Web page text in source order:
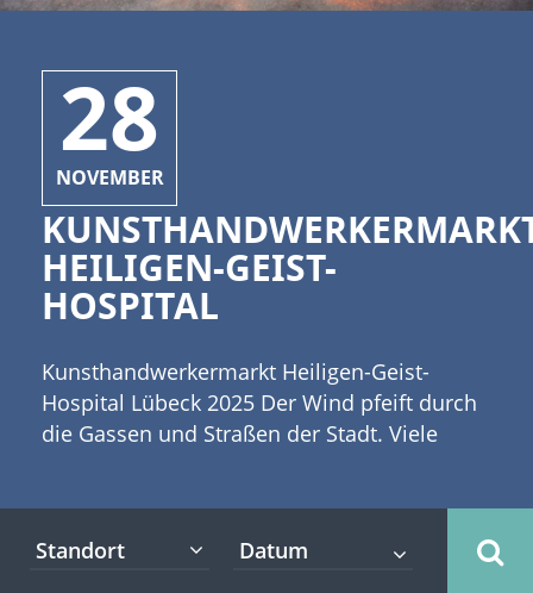
28
NOVEMBER
HEILIGEN-GEIST-
HOSPITAL
Kunsthandwerkermarkt Heiligen-Geist-
Hospital Lübeck 2025 Der Wind pfeift durch
die Gassen und Straßen der Stadt. Viele
Weihnachtsstadt des Nordens. [caption
Standort